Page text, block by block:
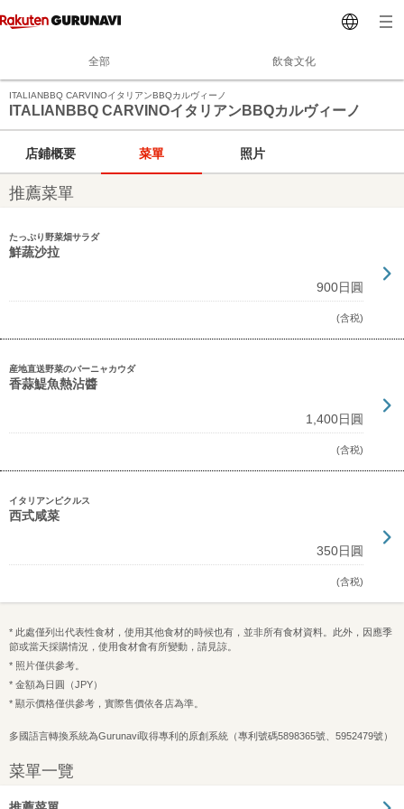
全部 飲食文化
ITALIANBBQ CARVINOイタリアンBBQカルヴィーノ
ITALIANBBQ CARVINOイタリアンBBQカルヴィーノ
店鋪概要 菜單 照片
推薦菜單
たっぷり野菜畑サラダ
鮮蔬沙拉
900日圓
(含税)
産地直送野菜のバーニャカウダ
香蒜鯷魚熱沾醬
1,400日圓
(含税)
イタリアンピクルス
西式咸菜
350日圓
(含税)
* 此處僅列出代表性食材，使用其他食材的時候也有，並非所有食材資料。此外，因應季
節或當天採購情況，使用食材會有所變動，請見諒。
* 照片僅供參考。
* 金額為日圓（JPY）
* 顯示價格僅供參考，實際售價依各店為準。
多國語言轉換系統為Gurunavi取得專利的原創系統（專利號碼5898365號、5952479號）
菜單一覽